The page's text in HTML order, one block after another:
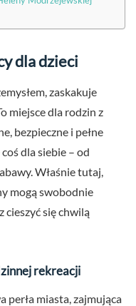
dla dzieci
zaskakuje
miejsce dla rodzin z
bezpieczne i pełne
dla siebie – od
Właśnie tutaj,
mogą swobodnie
cieszyć się chwilą
rekreacji
perła miasta, zajmująca